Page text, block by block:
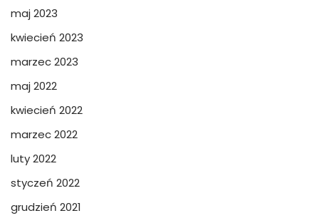
maj 2023
kwiecień 2023
marzec 2023
maj 2022
kwiecień 2022
marzec 2022
luty 2022
styczeń 2022
grudzień 2021